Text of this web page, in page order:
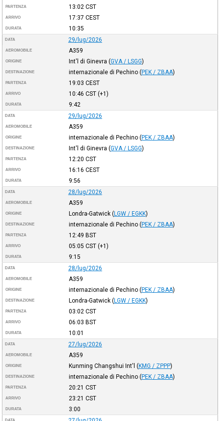
PARTENZA 13:02 CST
ARRIVO 17:37 CEST
DURATA 10:35
DATA 29/lug/2026
AEROMOBILE A359
ORIGINE Int'l di Ginevra (GVA / LSGG)
DESTINAZIONE internazionale di Pechino (PEK / ZBAA)
PARTENZA 19:03 CEST
ARRIVO 10:46 CST(+1)
DURATA 9:42
DATA 29/lug/2026
AEROMOBILE A359
ORIGINE internazionale di Pechino (PEK / ZBAA)
DESTINAZIONE Int'l di Ginevra (GVA / LSGG)
PARTENZA 12:20 CST
ARRIVO 16:16 CEST
DURATA 9:56
DATA 28/lug/2026
AEROMOBILE A359
ORIGINE Londra-Gatwick (LGW / EGKK)
DESTINAZIONE internazionale di Pechino (PEK / ZBAA)
PARTENZA 12:49 BST
ARRIVO 05:05 CST(+1)
DURATA 9:15
DATA 28/lug/2026
AEROMOBILE A359
ORIGINE internazionale di Pechino (PEK / ZBAA)
DESTINAZIONE Londra-Gatwick (LGW / EGKK)
PARTENZA 03:02 CST
ARRIVO 06:03 BST
DURATA 10:01
DATA 27/lug/2026
AEROMOBILE A359
ORIGINE Kunming Changshui Int'l (KMG / ZPPP)
DESTINAZIONE internazionale di Pechino (PEK / ZBAA)
PARTENZA 20:21 CST
ARRIVO 23:21 CST
DURATA 3:00